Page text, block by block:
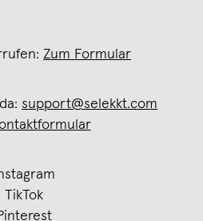
Zum Formular
support@selekkt.com
TikTok